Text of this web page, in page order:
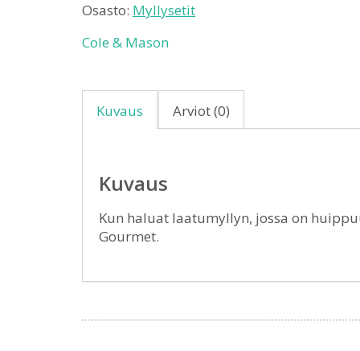
Osasto: Myllysetit
Cole & Mason
Kuvaus Arviot (0)
Kuvaus
Kun haluat laatumyllyn, jossa on
Gourmet.